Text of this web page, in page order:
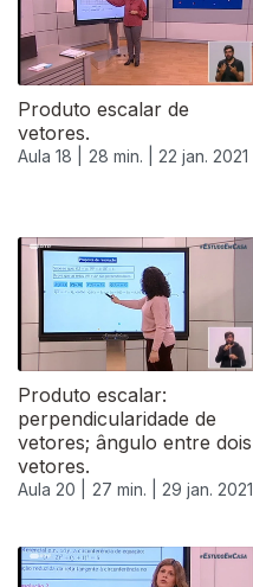
Produto escalar de
vetores.
Aula 18 | 28 min. | 22 jan. 2021
Produto escalar:
perpendicularidade de
vetores; ângulo entre dois
vetores.
Aula 20 | 27 min. | 29 jan. 2021
522850